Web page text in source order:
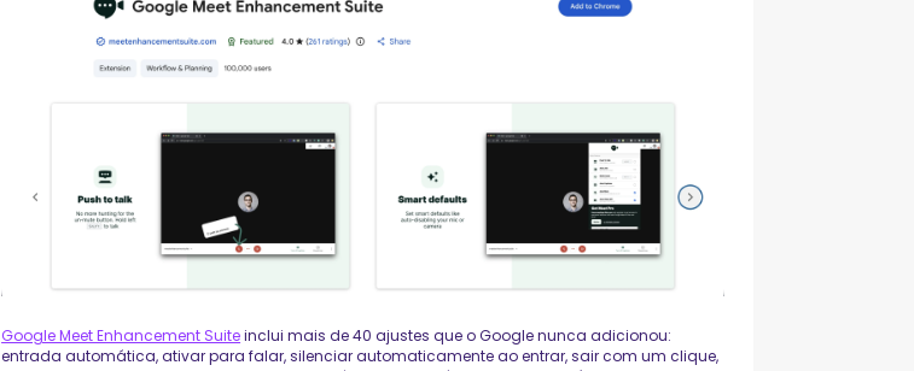
Google Meet Enhancement Suiteinclui mais de 40 ajustes que o Google nunca adicionou:
entrada automática, ativar para falar, silenciar automaticamente ao entrar, sair com um clique,